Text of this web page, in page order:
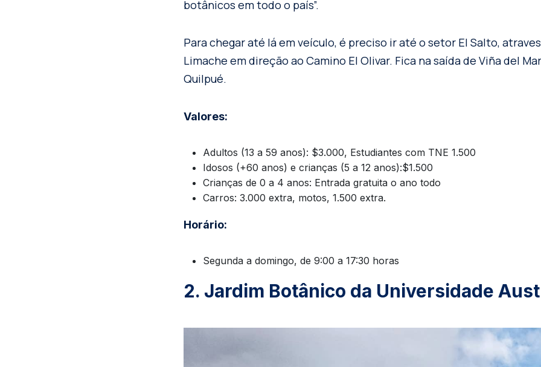
botânicos em todo o país”.
Para chegar até lá em veículo, é preciso ir até o setor El Salto,
Limache em direção ao Camino El Olivar. Fica na saída de Viña del
Quilpué.
Valores:
Adultos (13 a 59 anos): $3.000, Estudiantes com TNE 1.500
Idosos (+60 anos) e crianças (5 a 12 anos):$1.500
Crianças de 0 a 4 anos: Entrada gratuita o ano todo
Carros: 3.000 extra, motos, 1.500 extra.
Horário:
Segunda a domingo, de 9:00 a 17:30 horas
2. Jardim Botânico da Universidade